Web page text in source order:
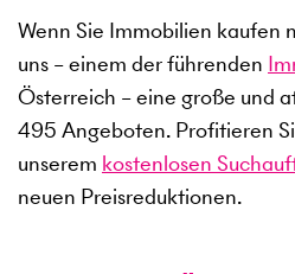
Wenn Sie Immobilien kaufen
uns – einem der führenden
Österreich – eine große und
495 Angeboten. Profitieren
unserem kostenlosen
neuen Preisreduktionen.